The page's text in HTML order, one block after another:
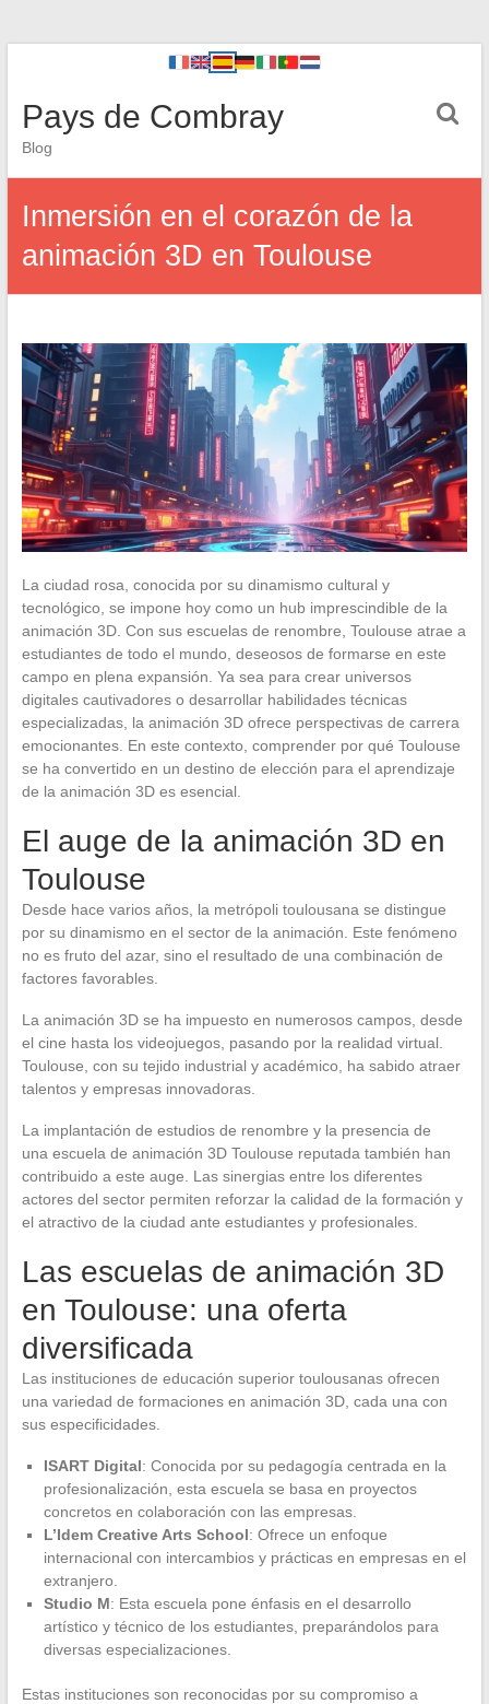
Pays de Combray
Blog
Inmersión en el corazón de la
animación 3D en Toulouse
La ciudad rosa, conocida por su dinamismo cultural y
tecnológico, se impone hoy como un hub imprescindible de la
animación 3D. Con sus escuelas de renombre, Toulouse atrae a
estudiantes de todo el mundo, deseosos de formarse en este
campo en plena expansión. Ya sea para crear universos
digitales cautivadores o desarrollar habilidades técnicas
especializadas, la animación 3D ofrece perspectivas de carrera
emocionantes. En este contexto, comprender por qué Toulouse
se ha convertido en un destino de elección para el aprendizaje
de la animación 3D es esencial.
El auge de la animación 3D en
Toulouse
Desde hace varios años, la metrópoli toulousana se distingue
por su dinamismo en el sector de la animación. Este fenómeno
no es fruto del azar, sino el resultado de una combinación de
factores favorables.
La animación 3D se ha impuesto en numerosos campos, desde
el cine hasta los videojuegos, pasando por la realidad virtual.
Toulouse, con su tejido industrial y académico, ha sabido atraer
talentos y empresas innovadoras.
La implantación de estudios de renombre y la presencia de
una escuela de animación 3D Toulouse reputada también han
contribuido a este auge. Las sinergias entre los diferentes
actores del sector permiten reforzar la calidad de la formación y
el atractivo de la ciudad ante estudiantes y profesionales.
Las escuelas de animación 3D
en Toulouse: una oferta
diversificada
Las instituciones de educación superior toulousanas ofrecen
una variedad de formaciones en animación 3D, cada una con
sus especificidades.
ISART Digital: Conocida por su pedagogía centrada en la
profesionalización, esta escuela se basa en proyectos
concretos en colaboración con las empresas.
L’Idem Creative Arts School: Ofrece un enfoque
internacional con intercambios y prácticas en empresas en el
extranjero.
Studio M: Esta escuela pone énfasis en el desarrollo
artístico y técnico de los estudiantes, preparándolos para
diversas especializaciones.
Estas instituciones son reconocidas por su compromiso a